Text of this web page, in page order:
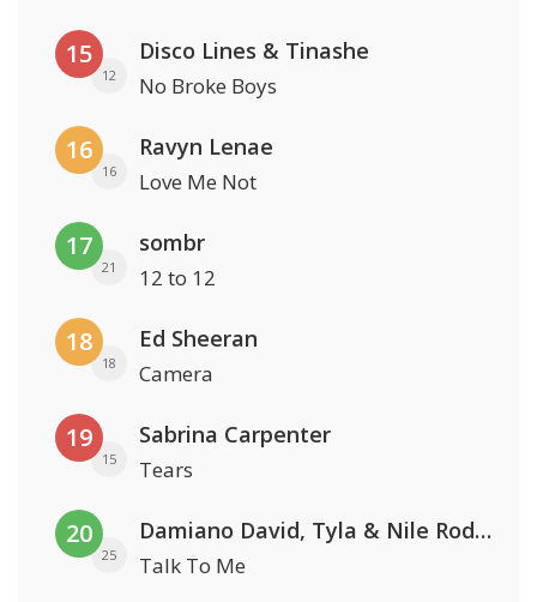
15
12
Disco Lines & Tinashe
No Broke Boys
16
16
Ravyn Lenae
Love Me Not
17
21
sombr
12 to 12
18
18
Ed Sheeran
Camera
19
15
Sabrina Carpenter
Tears
20
25
Damiano David, Tyla & Nile Rodgers
Talk To Me